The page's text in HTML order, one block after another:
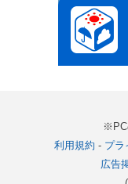
※PC
利用規約 - プラ
広告